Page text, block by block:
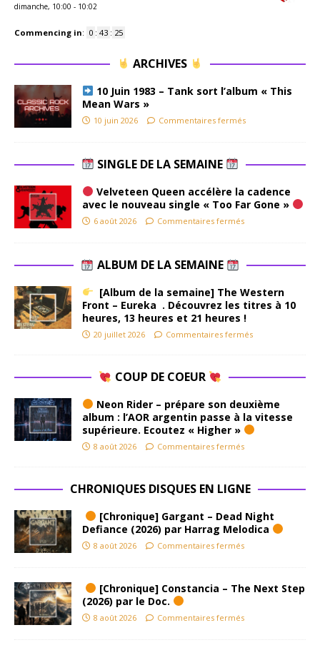
dimanche, 10:00 - 10:02
Commencing in: 0 : 43 : 24
ARCHIVES
10 Juin 1983 – Tank sort l’album « This
Mean Wars »
10 juin 2026 Commentaires fermés
SINGLE DE LA SEMAINE
Velveteen Queen accélère la cadence
avec le nouveau single « Too Far Gone »
6 août 2026 Commentaires fermés
ALBUM DE LA SEMAINE
[Album de la semaine] The Western
Front – Eureka . Découvrez les titres à 10
heures, 13 heures et 21 heures !
20 juillet 2026 Commentaires fermés
COUP DE COEUR
Neon Rider – prépare son deuxième
album : l’AOR argentin passe à la vitesse
supérieure. Ecoutez « Higher »
8 août 2026 Commentaires fermés
CHRONIQUES DISQUES EN LIGNE
[Chronique] Gargant – Dead Night
Defiance (2026) par Harrag Melodica
8 août 2026 Commentaires fermés
[Chronique] Constancia – The Next Step
(2026) par le Doc.
8 août 2026 Commentaires fermés